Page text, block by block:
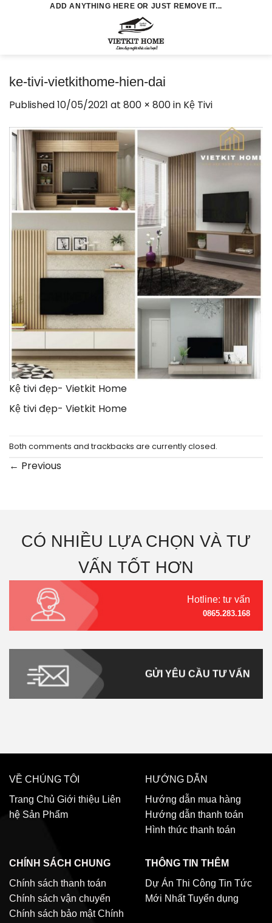
ADD ANYTHING HERE OR JUST REMOVE IT...
ke-tivi-vietkithome-hien-dai
Published10/05/2021 at 800 × 800in Kệ Tivi
Kệ tivi đẹp- Vietkit Home
Kệ tivi đẹp- Vietkit Home
Both comments and trackbacks are currently closed.
← Previous
CÓ NHIỀU LỰA CHỌN VÀ TƯ
VẤN TỐT HƠN
Hotline: tư vấn
0865.283.168
GỬI YÊU CẦU TƯ VẤN
VỀ CHÚNG TÔI
Trang Chủ Giới thiệu Liên
hệ Sản Phẩm
HƯỚNG DẪN
Hướng dẫn mua hàng
Hướng dẫn thanh toán
Hình thức thanh toán
CHÍNH SÁCH CHUNG
Chính sách thanh toán
Chính sách vận chuyển
Chính sách bảo mật Chính
THÔNG TIN THÊM
Dự Án Thi Công Tin Tức
Mới Nhất Tuyển dụng